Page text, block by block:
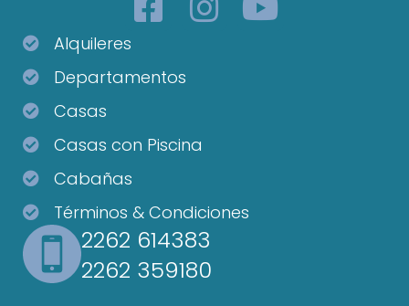
Alquileres
Departamentos
Casas
Casas con Piscina
Cabañas
Términos & Condiciones
2262 614383
2262 359180